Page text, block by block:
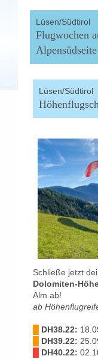
Lüsen/Südtirol
Flugwochen
Alpensüdseite
Lüsen/Südtirol
Schließe jetzt
Dolomiten-
Alm ab!
ab
DH38.22:
DH39.22:
DH40.22: